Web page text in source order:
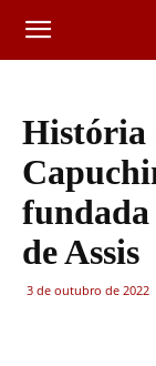
História
fundada
de Assis
3 de outubro de 2022